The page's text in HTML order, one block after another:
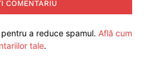
a reduce spamul. Află cum
tale.